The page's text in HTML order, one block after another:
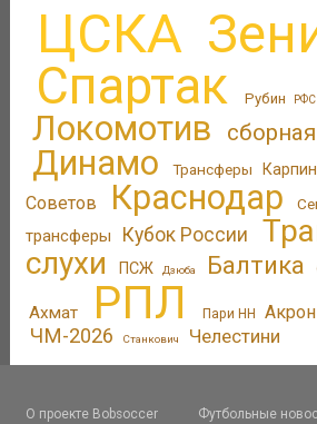
ЦСКА
Спартак Рубин РФС
Локомотив
Динамо Трансферы Карпин
Советов
Краснодар
трансферы
Кубок России
слухи
ПСЖ Дзюба Балтика
Ахмат РПЛ Пари НН Акрон
ЧМ-2026 Станкович Челестини
О проекте Bobsoccer
Футбольные